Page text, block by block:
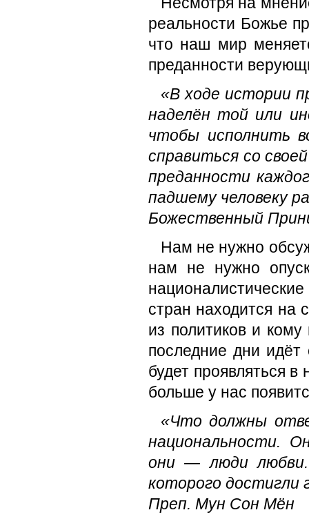
реальности Божье
что наш мир
преданности
«В ходе истории
наделён той или
чтобы исполнить
справиться со
преданности
падшему человеку
Божественный
Нам не нужно
нам не нужно
стран находится на
из политиков и
последние дни
будет проявляться
больше у нас
«Что должны
национальности.
они — люди
которого достигли
Преп. Мун Сон Мён